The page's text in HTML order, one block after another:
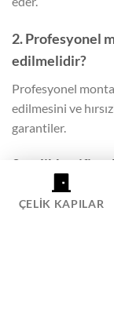
2. Profesyonel
edilmelidir?
Profesyonel
edilmesini ve
garantiler.
3.
Evet,
kapı
Çelik kapı
ÇELIK KAPILAR